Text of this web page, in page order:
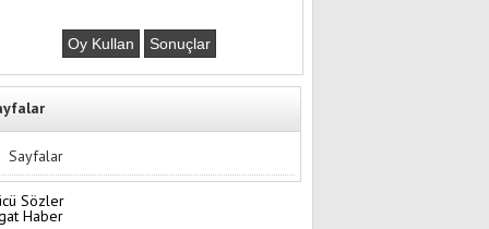
Sayfalar
Sözler
Haber